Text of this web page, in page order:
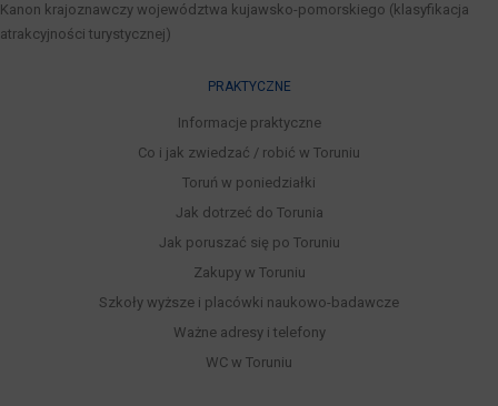
Kanon krajoznawczy województwa kujawsko-pomorskiego (klasyfikacja
atrakcyjności turystycznej)
PRAKTYCZNE
Informacje praktyczne
Co i jak zwiedzać / robić w Toruniu
Toruń w poniedziałki
Jak dotrzeć do Torunia
Jak poruszać się po Toruniu
Zakupy w Toruniu
Szkoły wyższe i placówki naukowo-badawcze
Ważne adresy i telefony
WC w Toruniu